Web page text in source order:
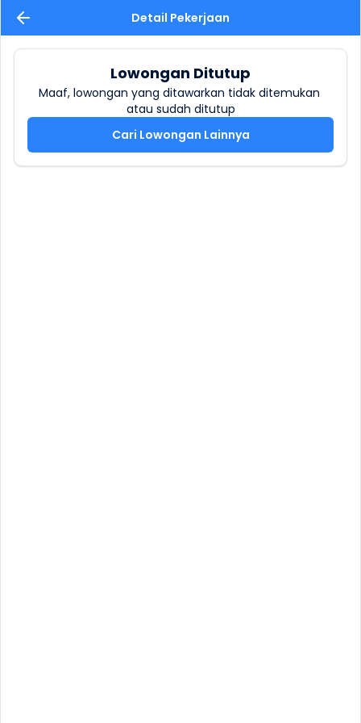
Detail Pekerjaan
Lowongan Ditutup
Maaf, lowongan yang ditawarkan tidak ditemukan
atau sudah ditutup
Cari Lowongan Lainnya